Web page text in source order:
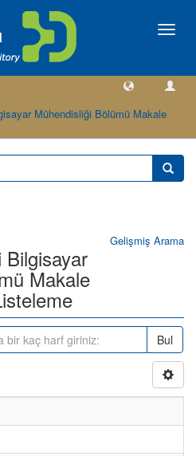
Geçiş
Mühendisliği Bölümü Makale
Gelişmiş Arama
Makale
Bul